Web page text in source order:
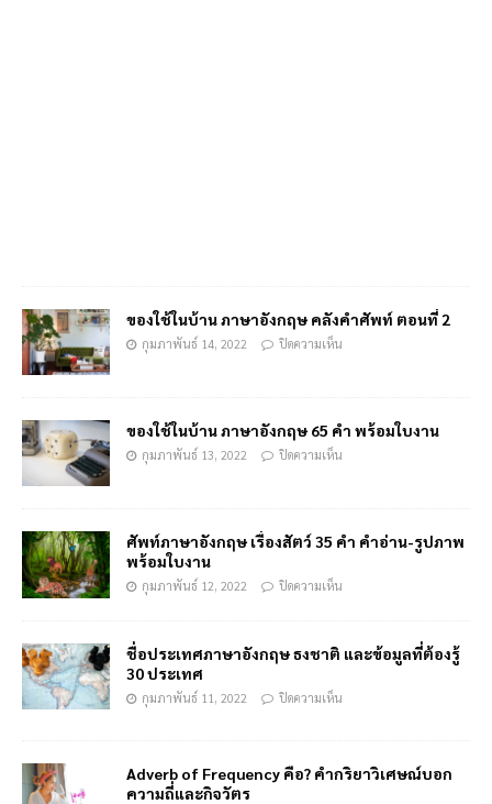
ของใช้ในบ้าน ภาษาอังกฤษ คลังคำศัพท์ ตอนที่ 2
กุมภาพันธ์ 14, 2022 ปิดความเห็น
ของใช้ในบ้าน ภาษาอังกฤษ 65 คำ พร้อมใบงาน
กุมภาพันธ์ 13, 2022 ปิดความเห็น
ศัพท์ภาษาอังกฤษ เรื่องสัตว์ 35 คำ คำอ่าน-รูปภาพ
พร้อมใบงาน
กุมภาพันธ์ 12, 2022 ปิดความเห็น
ชื่อประเทศภาษาอังกฤษ ธงชาติ และข้อมูลที่ต้องรู้
30 ประเทศ
กุมภาพันธ์ 11, 2022 ปิดความเห็น
Adverb of Frequency คือ? คำกริยาวิเศษณ์บอก
ความถี่และกิจวัตร